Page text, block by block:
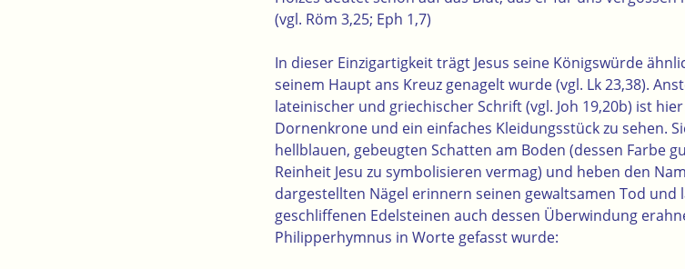
(vgl. Röm 3,25; Eph 1,7)
In dieser Einzigartigkeit trägt Jesus seine Königswürde
seinem Haupt ans Kreuz genagelt wurde (vgl. Lk 23,38).
lateinischer und griechischer Schrift (vgl. Joh 19,20b) ist
Dornenkrone und ein einfaches Kleidungsstück zu sehen.
hellblauen, gebeugten Schatten am Boden (dessen Farbe
Reinheit Jesu zu symbolisieren vermag) und heben den
dargestellten Nägel erinnern seinen gewaltsamen Tod und
geschliffenen Edelsteinen auch dessen Überwindung
Philipperhymnus in Worte gefasst wurde: